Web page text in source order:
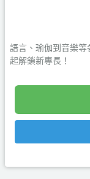
語言、瑜伽到音樂
起解鎖新專長！